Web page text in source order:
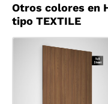
Otros colores en
tipo TEXTILE